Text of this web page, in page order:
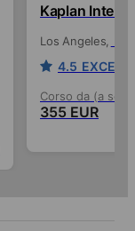
Kaplan
Los Angeles
4.5
Corso da (a
355 EUR